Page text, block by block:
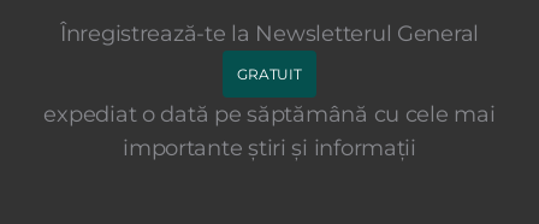
Înregistrează-te la Newsletterul General
GRATUIT
expediat o dată pe săptămână cu cele mai
importante știri și informații